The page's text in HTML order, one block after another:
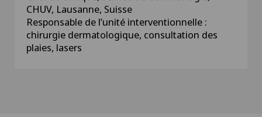
CHUV, Lausanne, Suisse
Responsable de l’unité interventionnelle :
chirurgie dermatologique, consultation des
plaies, lasers